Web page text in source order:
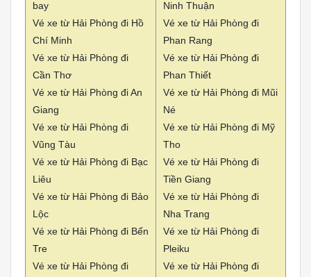
bay
Vé xe từ Hải Phòng đi Hồ
Chí Minh
Vé xe từ Hải Phòng đi
Cần Thơ
Vé xe từ Hải Phòng đi An
Giang
Vé xe từ Hải Phòng đi
Vũng Tàu
Vé xe từ Hải Phòng đi Bạc
Liêu
Vé xe từ Hải Phòng đi Bảo
Lộc
Vé xe từ Hải Phòng đi Bến
Tre
Vé xe từ Hải Phòng đi
Ninh Thuận
Vé xe từ Hải Phòng đi
Phan Rang
Vé xe từ Hải Phòng đi
Phan Thiết
Vé xe từ Hải Phòng đi Mũi
Né
Vé xe từ Hải Phòng đi Mỹ
Tho
Vé xe từ Hải Phòng đi
Tiền Giang
Vé xe từ Hải Phòng đi
Nha Trang
Vé xe từ Hải Phòng đi
Pleiku
Vé xe từ Hải Phòng đi